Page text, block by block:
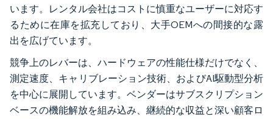
います。レンタル会社はコストに慎重なユーザーに対応す
るために在庫を拡充しており、大手OEMへの間接的な露
出を広げています。
競争上のレバーは、ハードウェアの性能仕様だけでなく、
測定速度、キャリブレーション技術、およびAI駆動型分析
を中心に展開しています。ベンダーはサブスクリプション
ベースの機能解放を組み込み、継続的な収益と深い顧客ロ